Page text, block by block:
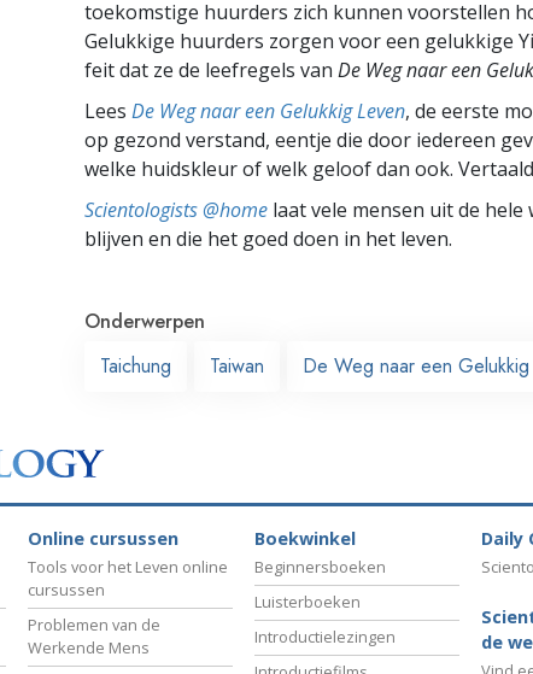
toekomstige huurders zich kunnen voorstellen
Gelukkige huurders zorgen voor een gelukkige
feit dat ze de leefregels van De Weg naar een
Lees De Weg naar een Gelukkig Leven, de eerste
op gezond verstand, eentje die door iedereen
welke huidskleur of welk geloof dan ook.
Scientologists @home laat vele mensen uit de
blijven en die het goed doen in het leven.
Onderwerpen
Taichung
Taiwan De Weg naar een
Online cursussen
Tools voor het Leven online
cursussen
Problemen van de
Werkende Mens
Boekwinkel
Beginnersboeken
Luisterboeken
Introductielezingen
Daily
de